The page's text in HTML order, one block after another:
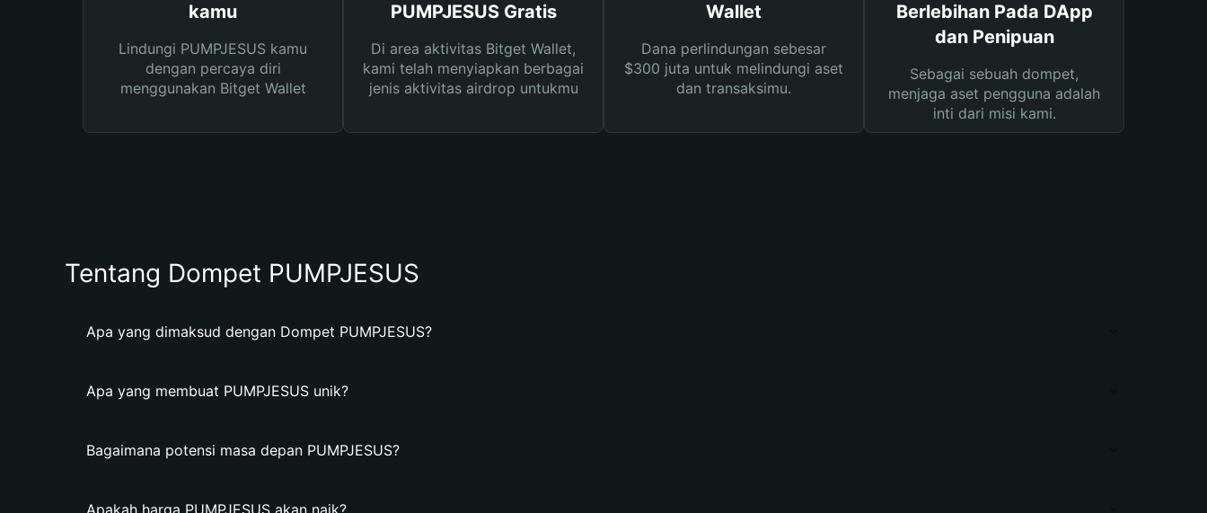
kamu
Lindungi PUMPJESUS kamu
dengan percaya diri
menggunakan Bitget Wallet
PUMPJESUS Gratis
Di area aktivitas Bitget Wallet,
kami telah menyiapkan berbagai
jenis aktivitas airdrop untukmu
Wallet
Dana perlindungan sebesar
$300 juta untuk melindungi aset
dan transaksimu.
Berlebihan Pada DApp
dan Penipuan
Sebagai sebuah dompet,
menjaga aset pengguna adalah
inti dari misi kami.
Tentang Dompet PUMPJESUS
Apa yang dimaksud dengan Dompet PUMPJESUS?
Apa yang membuat PUMPJESUS unik?
Bagaimana potensi masa depan PUMPJESUS?
Apakah harga PUMPJESUS akan naik?